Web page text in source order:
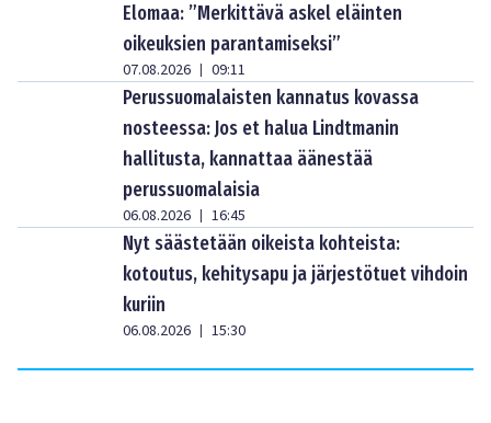
Elomaa: ”Merkittävä askel eläinten
oikeuksien parantamiseksi”
07.08.2026 | 09:11
Perussuomalaisten kannatus kovassa
nosteessa: Jos et halua Lindtmanin
hallitusta, kannattaa äänestää
perussuomalaisia
06.08.2026 | 16:45
Nyt säästetään oikeista kohteista:
kotoutus, kehitysapu ja järjestötuet vihdoin
kuriin
06.08.2026 | 15:30